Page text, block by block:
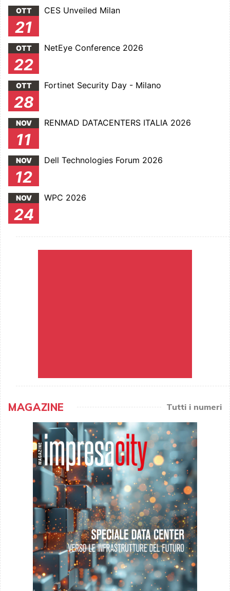
OTT
21
CES Unveiled Milan
OTT
22
NetEye Conference 2026
OTT
28
Fortinet Security Day - Milano
NOV
11
RENMAD DATACENTERS ITALIA 2026
NOV
12
Dell Technologies Forum 2026
NOV
24
WPC 2026
MAGAZINE Tutti i numeri